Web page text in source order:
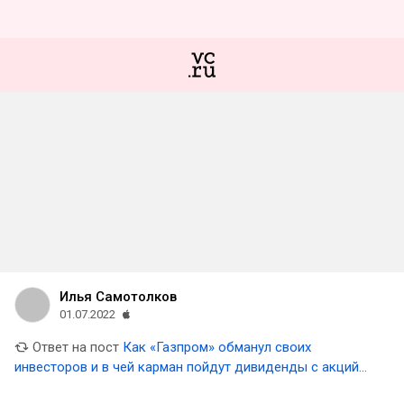
Илья Самотолков
01.07.2022
Ответ на пост Как «Газпром» обманул своих
инвесторов и в чей карман пойдут дивиденды с акций